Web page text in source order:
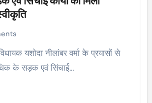
के सड़क एवं सिंचाई…